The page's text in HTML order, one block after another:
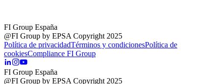
FI Group España
@FI Group by EPSA Copyright 2025
Política de privacidadTérminos y condicionesPolítica de
cookiesCompliance FI Group
FI Group España
@FI Group by EPSA Copyright 2025